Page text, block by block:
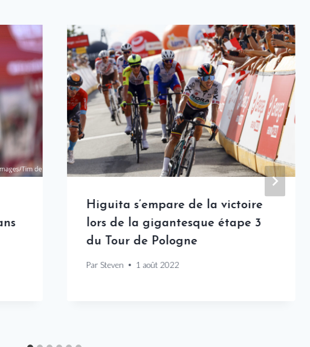
Higuita s’empare de la victoire
lors de la gigantesque étape 3
du Tour de Pologne
Par Steven 1 août 2022